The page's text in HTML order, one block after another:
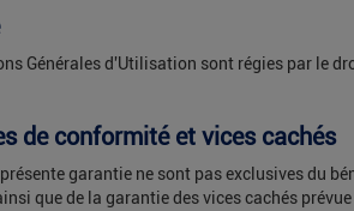
Générales d'Utilisation sont régies par le
de conformité et vices cachés
garantie ne sont pas exclusives du
que de la garantie des vices cachés